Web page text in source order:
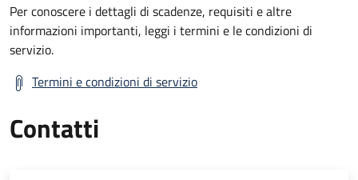
Per conoscere i dettagli di scadenze, requisiti e altre
informazioni importanti, leggi i termini e le condizioni di
servizio.
Termini e condizioni di servizio
Contatti